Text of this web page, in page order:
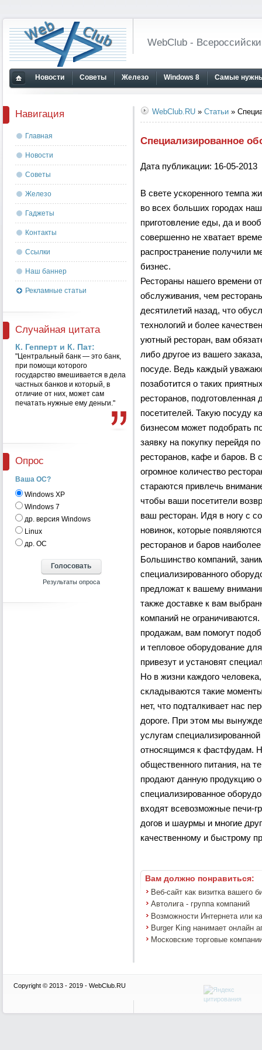
WebClub -
Новости Советы Железо Windows 8 Самые
WebClub.RU » Статьи »
Специализированное
Дата публикации: 16-05-2013
В свете ускоренного темпа
во всех больших городах
приготовление еды, да и
совершенно не хватает
распространение получили
бизнес.
Рестораны нашего времени
обслуживания, чем
десятилетий назад, что
технологий и более
уютный ресторан, вам
либо другое из вашего
посуде. Ведь каждый
позаботится о таких
ресторанов, подготовленная
посетителей. Такую посуду
бизнесом может подобрать
заявку на покупку перейдя
ресторанов, кафе и баров. В
огромное количество
стараются привлечь
чтобы ваши посетители
ваш ресторан. Идя в ногу с
новинок, которые
ресторанов и баров
Большинство компаний,
специализированного
предложат к вашему
также доставке к вам
компаний не
продажам, вам помогут
и тепловое оборудование
привезут и установят
Но в жизни каждого
складываются такие
нет, что подталкивает нас
дороге. При этом мы
услугам
относящимся к фастфудам.
общественного питания, на
продают данную продукцию
специализированное
входят всевозможные печи-
догов и шаурмы и многие
качественному и быстрому
Вам должно понравиться:
Веб-сайт как визитка вашего
Автолига - группа компаний
Возможности Интернета или
Burger King нанимает онлайн
Московские торговые
Навигация
Главная
Новости
Советы
Железо
Гаджеты
Контакты
Ссылки
Наш баннер
Рекламные статьи
Случайная цитата
К. Гепперт и К. Пат:
"Центральный банк — это банк,
при помощи которого
государство вмешивается в дела
частных банков и который, в
отличие от них, может сам
печатать нужные ему деньги."
Опрос
Ваша ОС?
Windows XP
Windows 7
др. версия Windows
Linux
др. ОС
Copyright © 2013 - 2019 - WebClub.RU